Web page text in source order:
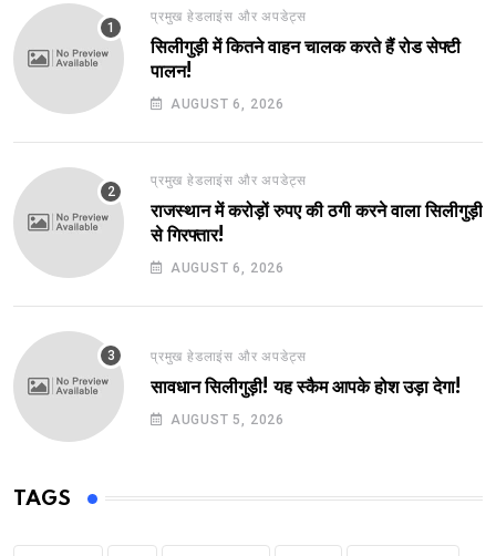
प्रमुख हेडलाइंस और अपडेट्स
सिलीगुड़ी में कितने वाहन चालक करते हैं रोड सेफ्टी
पालन!
AUGUST 6, 2026
प्रमुख हेडलाइंस और अपडेट्स
राजस्थान में करोड़ों रुपए की ठगी करने वाला सिलीगुड़ी
से गिरफ्तार!
AUGUST 6, 2026
प्रमुख हेडलाइंस और अपडेट्स
सावधान सिलीगुड़ी! यह स्कैम आपके होश उड़ा देगा!
AUGUST 5, 2026
TAGS